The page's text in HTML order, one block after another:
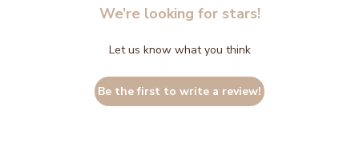
We’re looking for stars!
Let us know what you think
Be the first to write a review!